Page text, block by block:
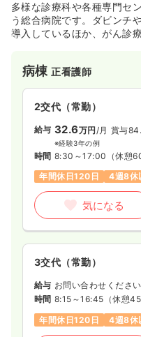
多様な診療科や各種専門セ
う総合病院です。ダビンチ
導入しているほか、がん診
病棟正看護師
2交代（常勤）
給与 32.6万円/月 賞与
※経験3年の例
時間 8:30～17:00 （休憩
年間休日120日
4週8休
気になる
3交代（常勤）
給与 お問い合わせください
時間 8:15～16:45 （休憩45
年間休日120日
4週8休